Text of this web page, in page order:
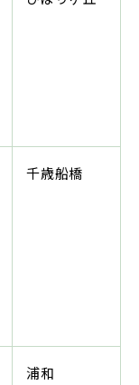
千歳船橋
浦和